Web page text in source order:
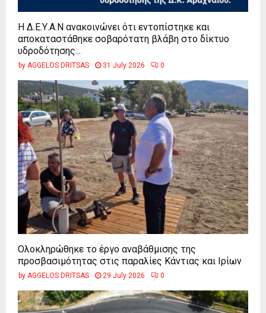
Η Δ.Ε.Υ.Α.Ν ανακοινώνει ότι εντοπίστηκε και
αποκαταστάθηκε σοβαρότατη βλάβη στο δίκτυο
υδροδότησης...
by AGGELOS DRITSAS 31 July 2026 0
Ολοκληρώθηκε το έργο αναβάθμισης της
προσβασιμότητας στις παραλίες Κάντιας και Ιρίων
by AGGELOS DRITSAS 29 July 2026 0